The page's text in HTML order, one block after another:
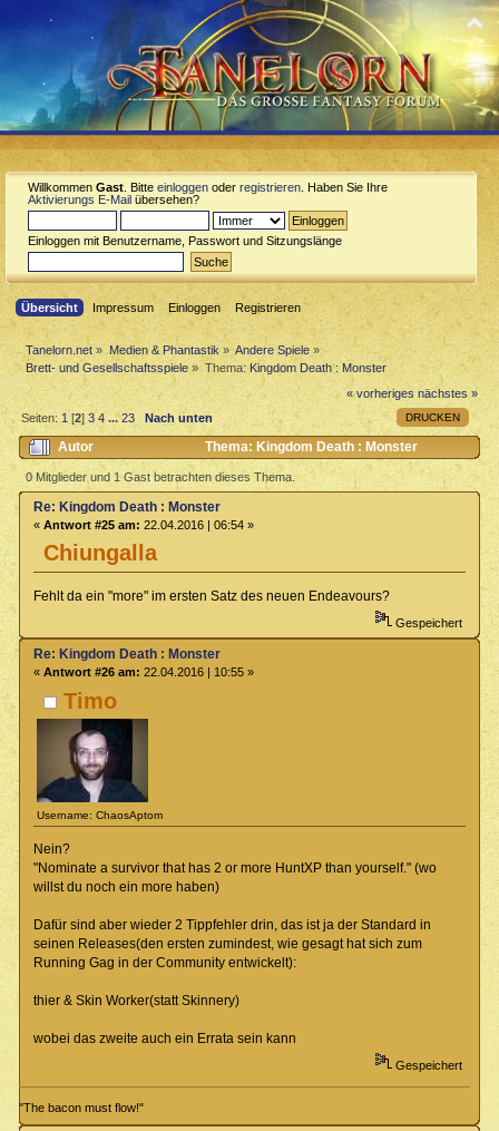
Willkommen Gast . Bitte einloggen oder registrieren . Haben Sie Ihre
Aktivierungs E-Mail übersehen?
Einloggen mit Benutzername, Passwort und Sitzungslänge
Übersicht Impressum Einloggen Registrieren
Tanelorn.net » Medien & Phantastik » Andere Spiele »
Brett- und Gesellschaftsspiele » Thema: Kingdom Death : Monster
« vorheriges nächstes »
DRUCKEN
Seiten:1[2]3 4 ...23 Nach unten
Autor
Thema: Kingdom Death : Monster
(Gelesen 92706 mal)
0 Mitglieder und 1 Gast betrachten dieses Thema.
Chiungalla
Re: Kingdom Death : Monster
« Antwort #25 am: 22.04.2016 | 06:54 »
Fehlt da ein "more" im ersten Satz des neuen Endeavours?
Gespeichert
Timo
Username: ChaosAptom
Re: Kingdom Death : Monster
« Antwort #26 am: 22.04.2016 | 10:55 »
Nein?
"Nominate a survivor that has 2 or more HuntXP than yourself." (wo
willst du noch ein more haben)
Dafür sind aber wieder 2 Tippfehler drin, das ist ja der Standard in
seinen Releases(den ersten zumindest, wie gesagt hat sich zum
Running Gag in der Community entwickelt):
thier & Skin Worker(statt Skinnery)
wobei das zweite auch ein Errata sein kann
Gespeichert
"The bacon must flow!"